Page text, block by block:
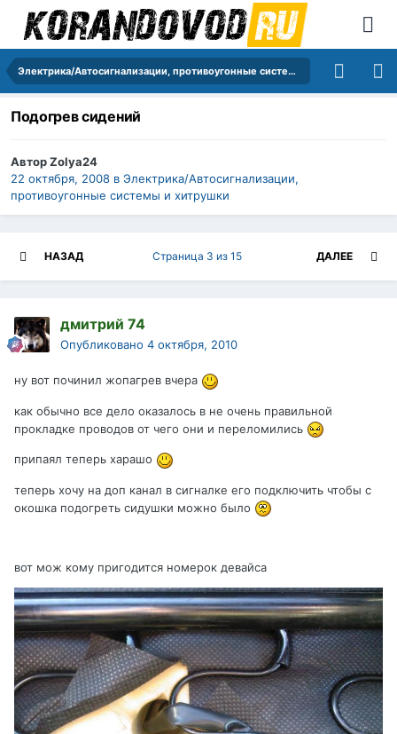
Электрика/Автосигнализации, противоугонные системы и хитрушки
Подогрев сидений
АвторZolya24
22 октября, 2008 в Электрика/Автосигнализации,
противоугонные системы и хитрушки
НАЗАД ДАЛЕЕ
Страница 3 из 15
дмитрий 74
Опубликовано 4 октября, 2010
ну вот починил жопагрев вчера
как обычно все дело оказалось в не очень правильной
прокладке проводов от чего они и переломились
припаял теперь харашо
теперь хочу на доп канал в сигналке его подключить чтобы с
окошка подогреть сидушки можно было
вот мож кому пригодится номерок девайса